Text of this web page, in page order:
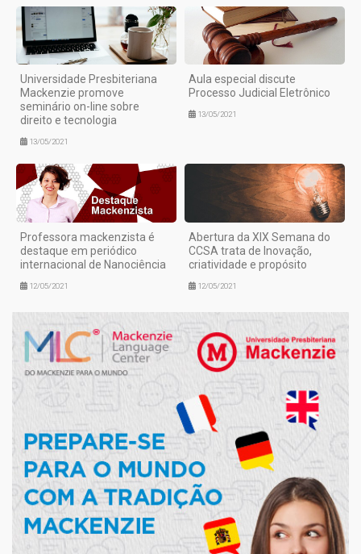
Universidade Presbiteriana
Mackenzie promove
seminário on-line sobre
direito e tecnologia
13/05/2021
Aula especial discute
Processo Judicial Eletrônico
13/05/2021
Professora mackenzista é
destaque em periódico
internacional de Nanociência
12/05/2021
Abertura da XIX Semana do
CCSA trata de Inovação,
criatividade e propósito
12/05/2021